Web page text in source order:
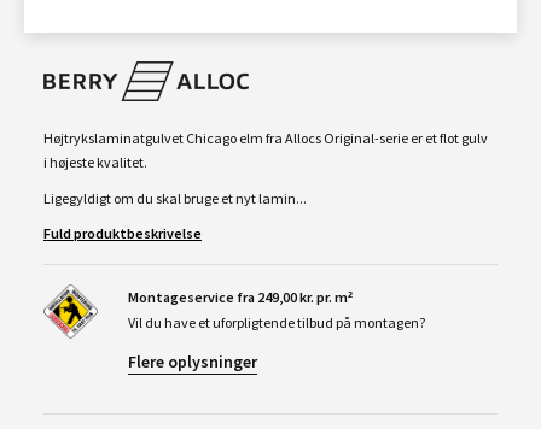
Højtrykslaminatgulvet Chicago elm fra Allocs Original-serie er et flot gulv
i højeste kvalitet.
Ligegyldigt om du skal bruge et nyt lamin...
Fuld produktbeskrivelse
Montageservice fra 249,00 kr. pr. m²
Vil du have et uforpligtende tilbud på montagen?
Flere oplysninger